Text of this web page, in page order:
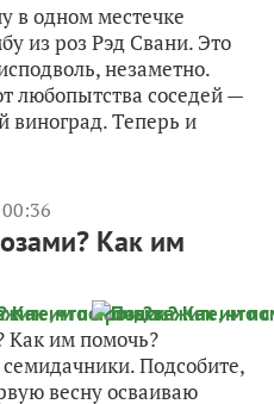
в одном местечке
из роз Рэд Свани. Это
незаметно.
любопытства соседей —
виноград. Теперь и
Как им
Как им помочь?
Подсобите,
весну осваиваю